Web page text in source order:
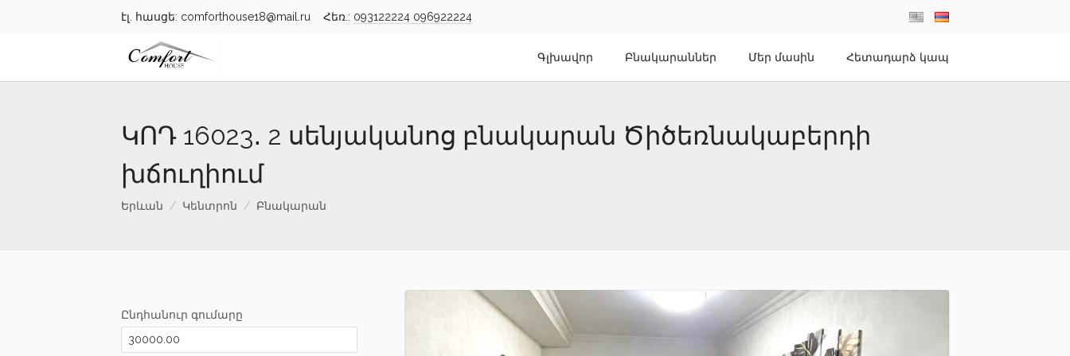
էլ. հասցե: comforthouse18@mail.ru Հեռ.: 093122224 096922224
Գլխավոր Բնակարաններ Մեր մասին Հետադարձ կապ
ԿՈԴ 16023․ 2 սենյականոց բնակարան Ծիծեռնակաբերդի
խճուղիում
Երևան Կենտրոն Բնակարան
Ընդհանուր գումարը